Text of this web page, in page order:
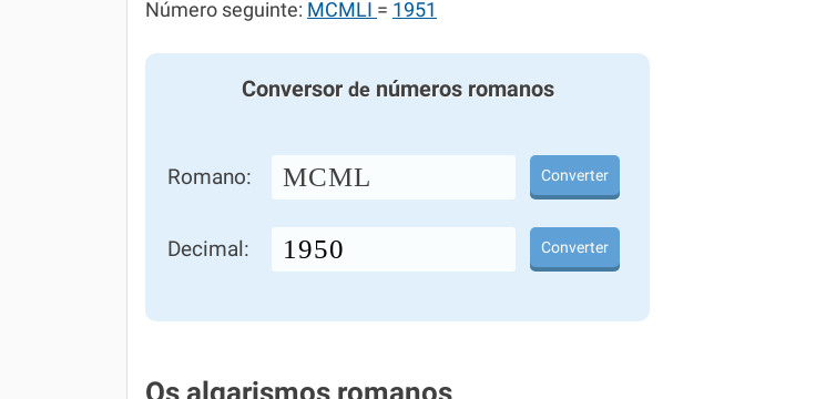
Número seguinte: MCMLI = 1951
Conversor denúmeros romanos
Romano: MCML Converter
Decimal: Converter
Os algarismos romanos